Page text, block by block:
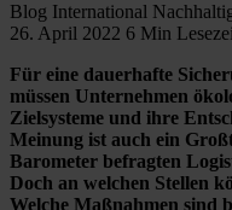
Blog International
26. April 2022 6 Min
Für eine dauerhafte
müssen Unternehmen
Zielsysteme und ihre
Meinung ist auch ein
Barometer befragten
Doch an welchen Stellen
Welche Maßnahmen sind